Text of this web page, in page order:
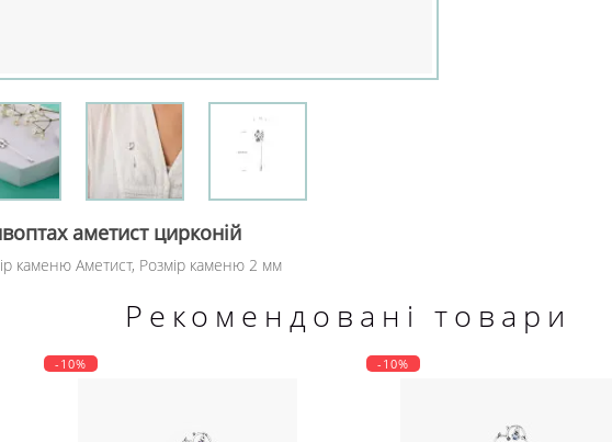
аметист цирконій
каменю Аметист, Розмір каменю 2 мм
Рекомендовані товари
-10% -10%